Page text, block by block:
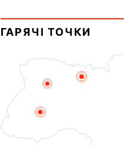
ГАРЯЧІ ТОЧКИ